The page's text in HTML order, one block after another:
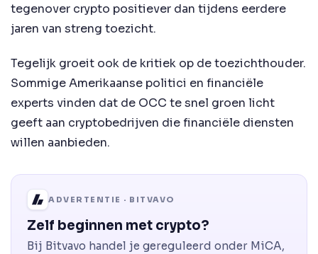
tegenover crypto positiever dan tijdens eerdere
jaren van streng toezicht.
Tegelijk groeit ook de kritiek op de toezichthouder.
Sommige Amerikaanse politici en financiële
experts vinden dat de OCC te snel groen licht
geeft aan cryptobedrijven die financiële diensten
willen aanbieden.
ADVERTENTIE · BITVAVO
Zelf beginnen met crypto?
Bij Bitvavo handel je gereguleerd onder MiCA,